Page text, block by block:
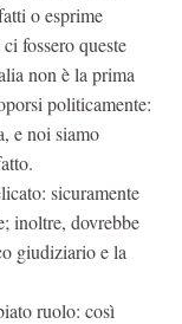
o esprime
fossero queste
non è la prima
politicamente:
e noi siamo
sicuramente
inoltre, dovrebbe
giudiziario e la
ruolo: così